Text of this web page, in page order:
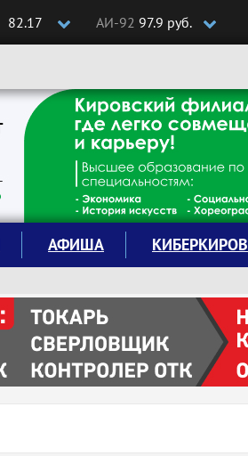
82.17 АИ-92 97.9 руб.
АФИША КИБЕРКИРОВ